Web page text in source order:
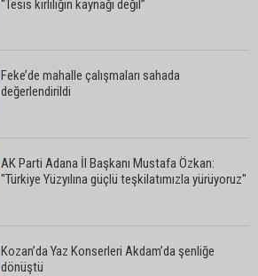
“Tesis kirliliğin kaynağı değil”
Feke’de mahalle çalışmaları sahada
değerlendirildi
AK Parti Adana İl Başkanı Mustafa Özkan:
"Türkiye Yüzyılına güçlü teşkilatımızla yürüyoruz"
Kozan’da Yaz Konserleri Akdam’da şenliğe
dönüştü